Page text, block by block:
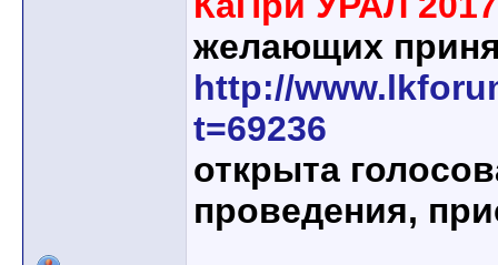
желающих
http://
t=69236
открыта
проведения,